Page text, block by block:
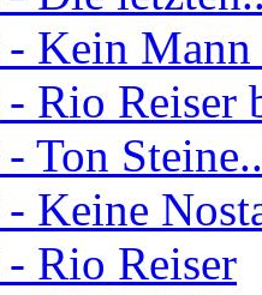
Kein
Rio Reiser
Ton
Keine
Rio Reiser